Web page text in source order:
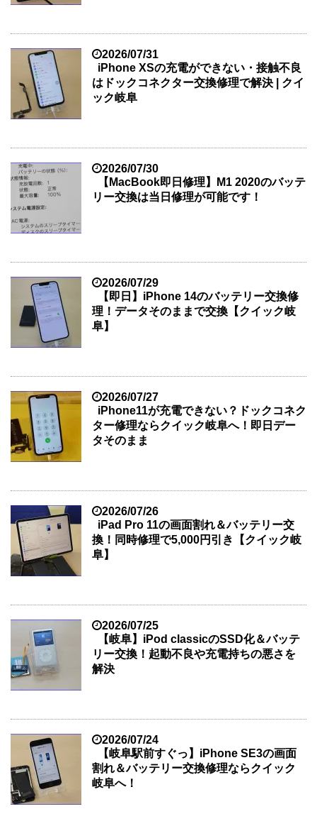
2026/07/31
iPhone XSの充電ができない・接触不良
はドックコネクター交換修理で解決 | クイ
ック岐阜
2026/07/30
【MacBook即日修理】M1 2020のバッテ
リー交換は当日修理が可能です！
2026/07/29
【即日】iPhone 14のバッテリー交換修
理！データそのままで交換【クイック岐
阜】
2026/07/27
iPhone11が充電できない？ドックコネク
ター修理ならクイック岐阜へ！即日デー
タそのまま
2026/07/26
iPad Pro 11の画面割れ＆バッテリー交
換！同時修理で5,000円引き【クイック岐
阜】
2026/07/25
【岐阜】iPod classicのSSD化＆バッテ
リー交換！起動不良や充電持ちの悪さを
解決
2026/07/24
【岐阜駅前すぐっ】iPhone SE3の画面
割れ＆バッテリー交換修理ならクイック
岐阜へ！